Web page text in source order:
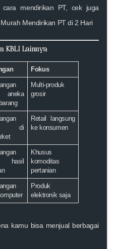
mendirikan PT, cek juga
Mendirikan PT di 2 Hari
KBLI Lainnya
Fokus
aneka
Multi-produk
grosir
di
Retail langsung
ke konsumen
hasil
Khusus
komoditas
pertanian
Produk
elektronik saja
kamu bisa menjual berbagai